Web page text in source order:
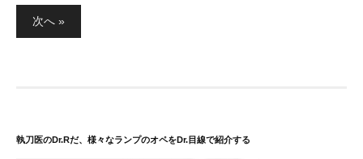
り
次へ »
執刀医のDr.Rだ、様々なランプのオペをDr.目線で紹介する